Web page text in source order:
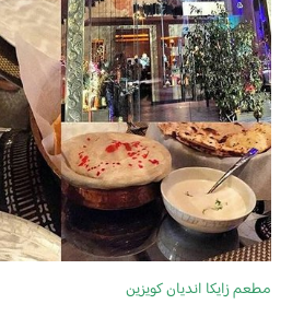
مطعم زايكا انديان كويزين